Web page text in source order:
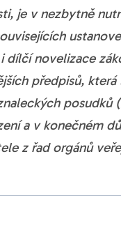
je v nezbytně
dílčí novelizace
předpisů,
posudků
a v konečném
z řad orgánů